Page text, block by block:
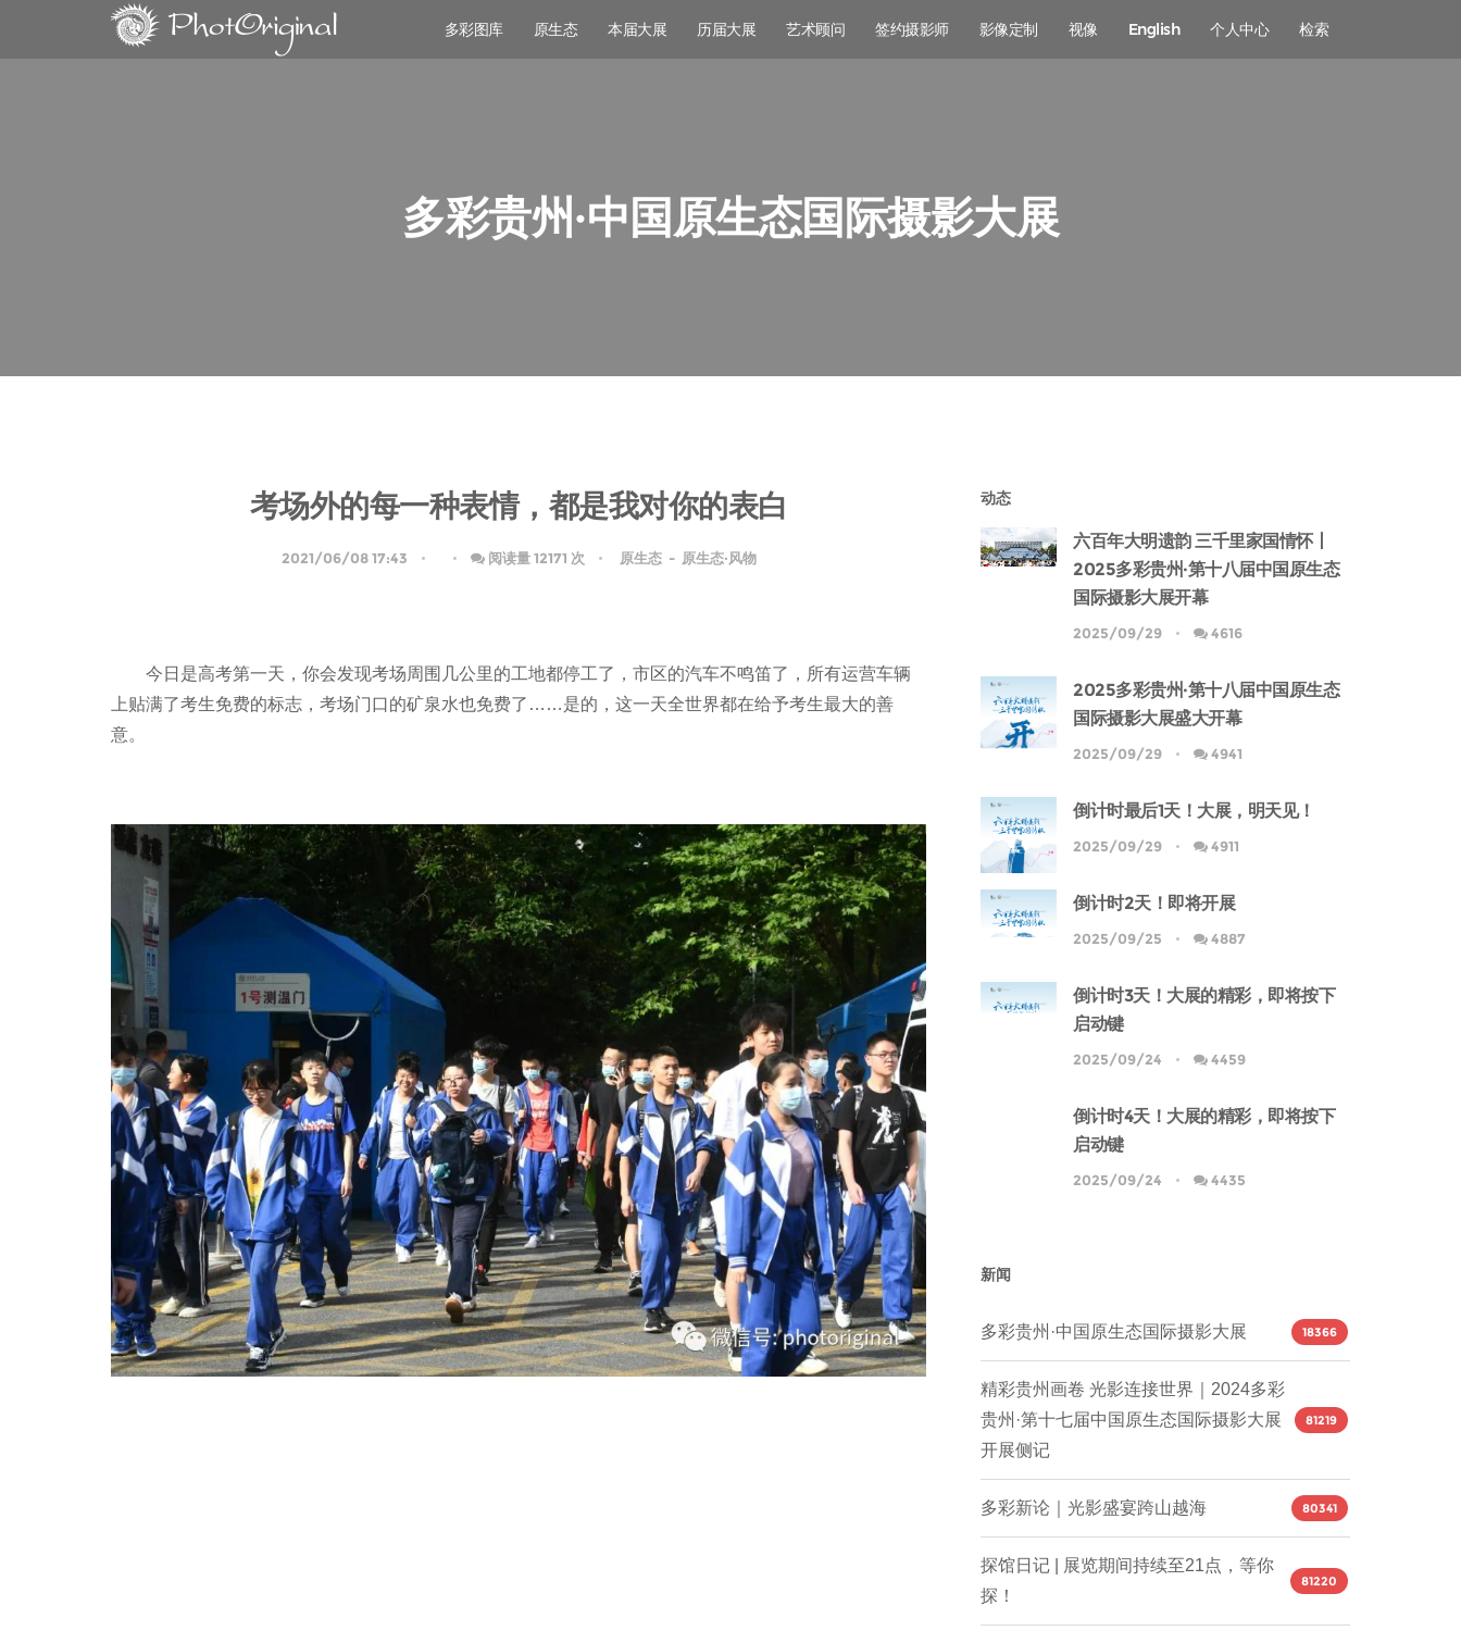
多彩图库 原生态 本届大展 历届大展 艺术顾问 签约摄影师 影像定制 视像 English 个人中心 检索
多彩贵州·中国原生态国际摄影大展
考场外的每一种表情，都是我对你的表白
2021/06/08 17:43 阅读量 12171 次 原生态 - 原生态·风物
今日是高考第一天，你会发现考场周围几公里的工地都停工了，市区的汽车不鸣笛了，所有运营车辆
上贴满了考生免费的标志，考场门口的矿泉水也免费了……是的，这一天全世界都在给予考生最大的善
意。
动态
六百年大明遗韵 三千里家国情怀丨
2025多彩贵州·第十八届中国原生态
国际摄影大展开幕
2025/09/29 4616
2025多彩贵州·第十八届中国原生态
国际摄影大展盛大开幕
2025/09/29 4941
倒计时最后1天！大展，明天见！
2025/09/29 4911
倒计时2天！即将开展
2025/09/25 4887
倒计时3天！大展的精彩，即将按下
启动键
2025/09/24 4459
倒计时4天！大展的精彩，即将按下
启动键
2025/09/24 4435
新闻
多彩贵州·中国原生态国际摄影大展 18366
精彩贵州画卷 光影连接世界｜2024多彩
贵州·第十七届中国原生态国际摄影大展
开展侧记
81219
多彩新论｜光影盛宴跨山越海 80341
探馆日记 | 展览期间持续至21点，等你
探！
81220